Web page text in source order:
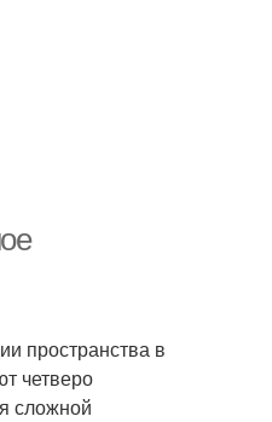
пространства в
четверо
сложной